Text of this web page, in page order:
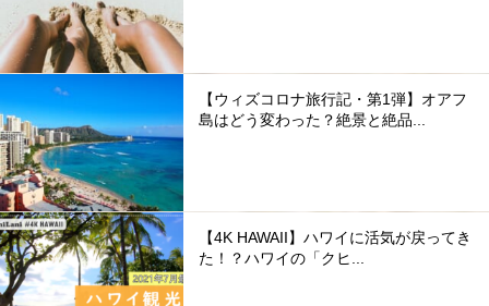
【ウィズコロナ旅行記・第1弾】オアフ
島はどう変わった？絶景と絶品...
【4K HAWAII】ハワイに活気が戻ってき
た！？ハワイの「クヒ...